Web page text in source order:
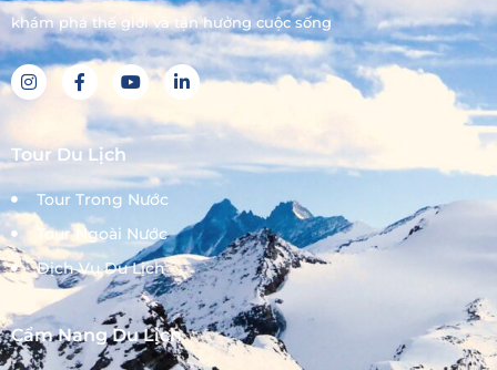
khám phá thế giới và tận hưởng cuộc sống
Tour Du Lịch
Tour Trong Nước
Tour Ngoài Nước
Dịch Vụ Du Lịch
Cẩm Nang Du Lịch